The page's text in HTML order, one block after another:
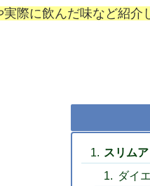
際に飲んだ味など紹介
スリム
ダイ